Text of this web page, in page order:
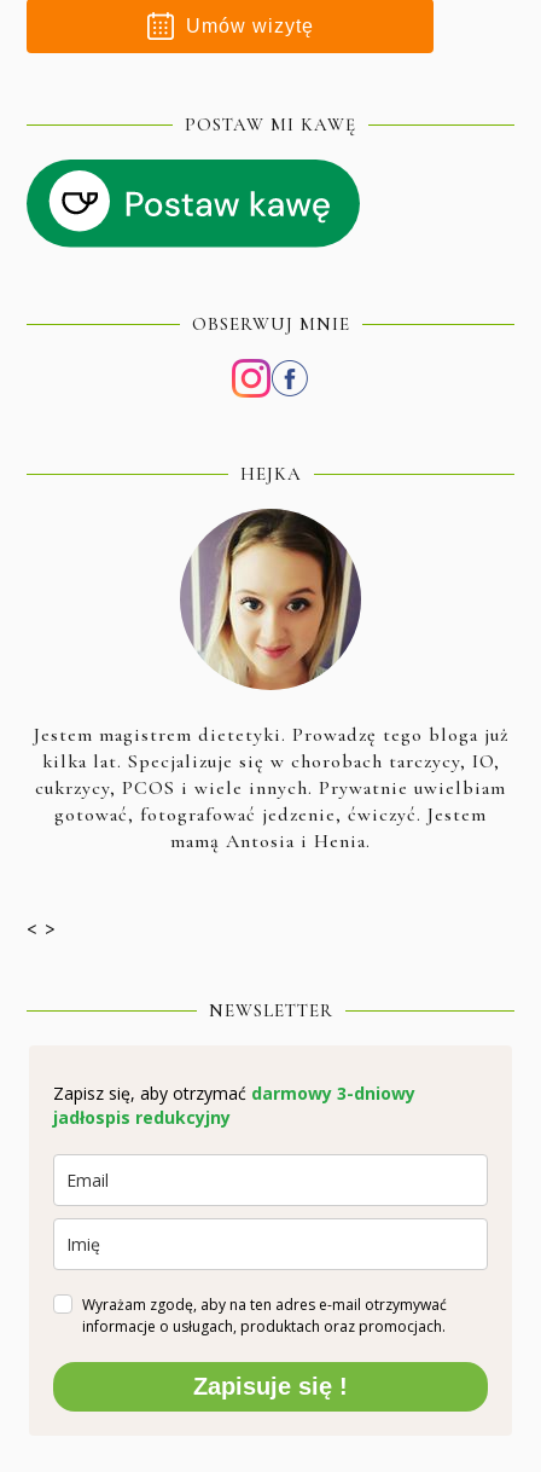
Umów wizytę
POSTAW MI KAWĘ
OBSERWUJ MNIE
HEJKA
Jestem magistrem dietetyki. Prowadzę tego bloga już
kilka lat. Specjalizuje się w chorobach tarczycy, IO,
cukrzycy, PCOS i wiele innych. Prywatnie uwielbiam
gotować, fotografować jedzenie, ćwiczyć. Jestem
mamą Antosia i Henia.
< >
NEWSLETTER
Zapisz się, aby otrzymać darmowy 3-dniowy
jadłospis redukcyjny
Wyrażam zgodę, aby na ten adres e-mail otrzymywać
informacje o usługach, produktach oraz promocjach.
Zapisuje się !